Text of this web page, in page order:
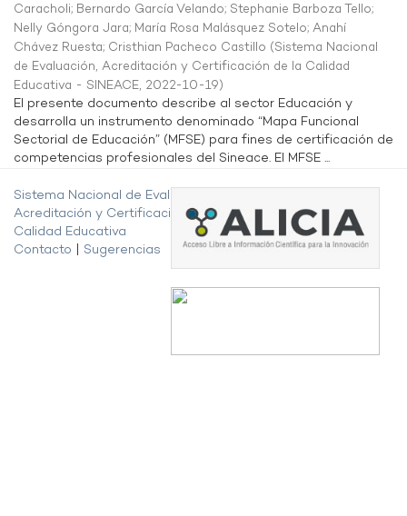
Caracholi; Bernardo García Velando; Stephanie Barboza Tello;
Nelly Góngora Jara; María Rosa Malásquez Sotelo; Anahí
Chávez Ruesta; Cristhian Pacheco Castillo (Sistema Nacional
de Evaluación, Acreditación y Certificación de la Calidad
Educativa - SINEACE, 2022-10-19)
El presente documento describe al sector Educación y
desarrolla un instrumento denominado “Mapa Funcional
Sectorial de Educación” (MFSE) para fines de certificación de
competencias profesionales del Sineace. El MFSE ...
Sistema Nacional de Evaluación,
Acreditación y Certificación de la
Calidad Educativa
Contacto
Sugerencias